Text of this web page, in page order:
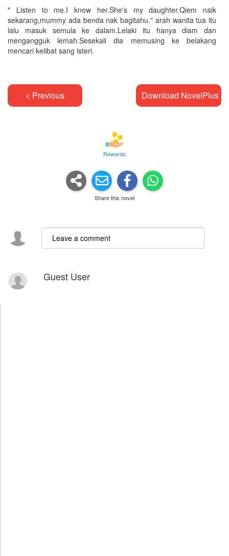
" Listen to me.I know her.She's my daughter.Qiem naik
sekarang,mummy ada benda nak bagitahu." arah wanita tua itu
lalu masuk semula ke dalam.Lelaki itu hanya diam dan
mengangguk lemah.Sesekali dia memusing ke belakang
mencari kelibat sang isteri.
< Previous Download NovelPlus
Rewards
Share this novel
Guest User